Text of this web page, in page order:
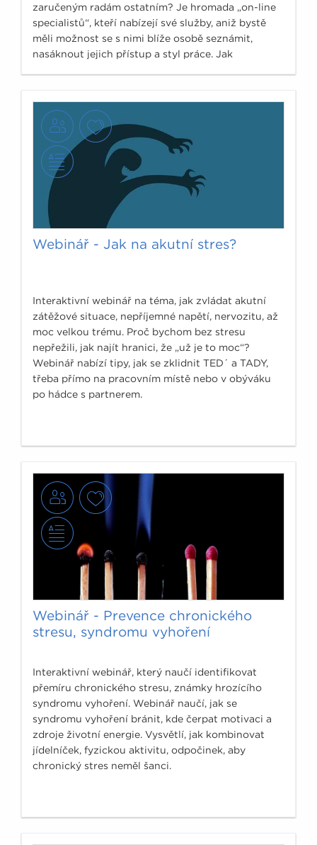
zaručeným radám ostatním? Je hromada „on-line
specialistů“, kteří nabízejí své služby, aniž bystě
měli možnost se s nimi blíže osobě seznámit,
nasáknout jejich přístup a styl práce. Jak
Webinář - Jak na akutní stres?
Interaktivní webinář na téma, jak zvládat akutní
zátěžové situace, nepříjemné napětí, nervozitu, až
moc velkou trému. Proč bychom bez stresu
nepřežili, jak najít hranici, že „už je to moc“?
Webinář nabízí tipy, jak se zklidnit TED´ a TADY,
třeba přímo na pracovním místě nebo v obýváku
po hádce s partnerem.
Webinář - Prevence chronického
stresu, syndromu vyhoření
Interaktivní webinář, který naučí identifikovat
přemíru chronického stresu, známky hrozícího
syndromu vyhoření. Webinář naučí, jak se
syndromu vyhoření bránit, kde čerpat motivaci a
zdroje životní energie. Vysvětlí, jak kombinovat
jídelníček, fyzickou aktivitu, odpočinek, aby
chronický stres neměl šanci.